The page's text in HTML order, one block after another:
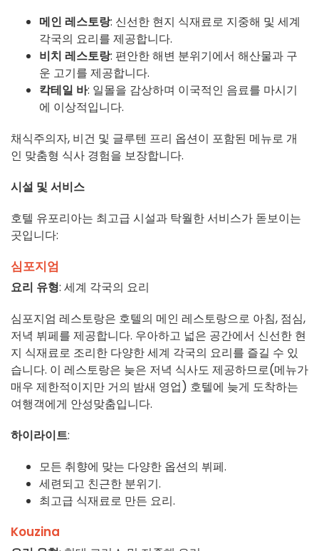
메인 레스토랑: 신선한 현지 식재료로 지중해 및 세계
각국의 요리를 제공합니다.
비치 레스토랑: 편안한 해변 분위기에서 해산물과 구
운 고기를 제공합니다.
칵테일 바: 일몰을 감상하며 이국적인 음료를 마시기
에 이상적입니다.
채식주의자, 비건 및 글루텐 프리 옵션이 포함된 메뉴로 개
인 맞춤형 식사 경험을 보장합니다.
시설 및 서비스
호텔 유포리아는 최고급 시설과 탁월한 서비스가 돋보이는
곳입니다:
심포지엄
요리 유형: 세계 각국의 요리
심포지엄 레스토랑은 호텔의 메인 레스토랑으로 아침, 점심,
저녁 뷔페를 제공합니다. 우아하고 넓은 공간에서 신선한 현
지 식재료로 조리한 다양한 세계 각국의 요리를 즐길 수 있
습니다. 이 레스토랑은 늦은 저녁 식사도 제공하므로(메뉴가
매우 제한적이지만 거의 밤새 영업) 호텔에 늦게 도착하는
여행객에게 안성맞춤입니다.
하이라이트:
모든 취향에 맞는 다양한 옵션의 뷔페.
세련되고 친근한 분위기.
최고급 식재료로 만든 요리.
Kouzina